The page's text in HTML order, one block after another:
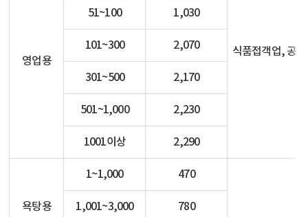
영업용
식품접객업, 공
51~100 1,030
101~300 2,070
301~500 2,170
501~1,000 2,230
1001이상 2,290
욕탕용
1~1,000 470
1,001~3,000 780